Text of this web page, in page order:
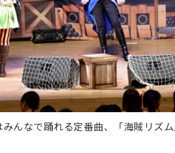
みんなで踊れる定番曲、「海賊リズ